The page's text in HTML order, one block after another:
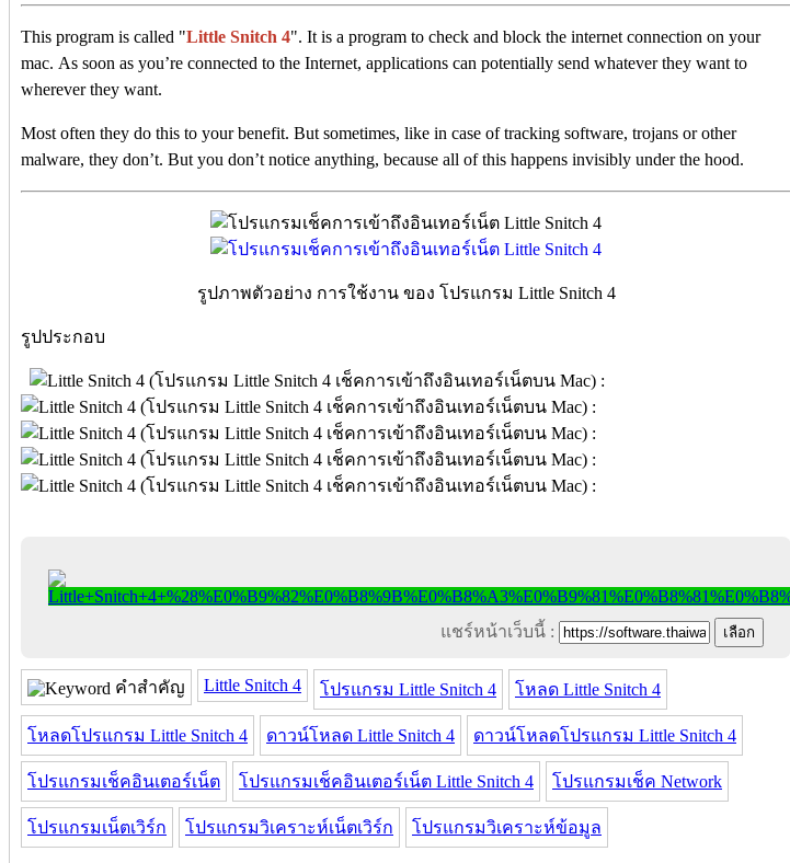
This program is called "Little Snitch 4". It is a program to check and block the internet connection on your
mac. As soon as you’re connected to the Internet, applications can potentially send whatever they want to
wherever they want.
Most often they do this to your benefit. But sometimes, like in case of tracking software, trojans or other
malware, they don’t. But you don’t notice anything, because all of this happens invisibly under the hood.
รูปภาพตัวอย่าง การใช้งาน ของ โปรแกรม Little Snitch 4
รูปประกอบ
แชร์หน้าเว็บนี้ :
คำสำคัญ Little Snitch 4 โปรแกรม Little Snitch 4 โหลด Little Snitch 4
โหลดโปรแกรม Little Snitch 4 ดาวน์โหลด Little Snitch 4 ดาวน์โหลดโปรแกรม Little Snitch 4
โปรแกรมเช็คอินเตอร์เน็ต โปรแกรมเช็คอินเตอร์เน็ต Little Snitch 4 โปรแกรมเช็ค Network
โปรแกรมเน็ตเวิร์ก โปรแกรมวิเคราะห์เน็ตเวิร์ก โปรแกรมวิเคราะห์ข้อมูล